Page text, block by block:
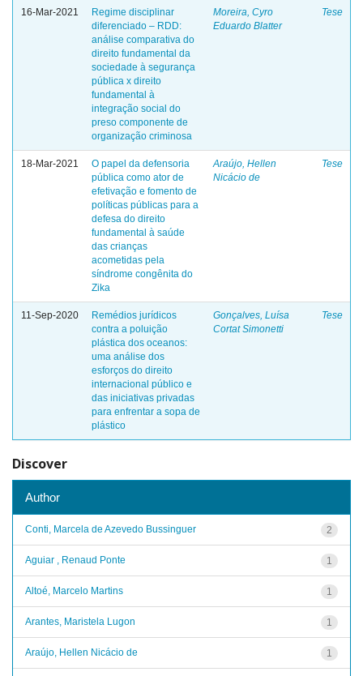
16-Mar-2021
Regime disciplinar
diferenciado – RDD:
análise comparativa do
direito fundamental da
sociedade à segurança
pública x direito
fundamental à
integração social do
preso componente de
organização criminosa
Moreira, Cyro
Eduardo Blatter
Tese
18-Mar-2021
O papel da defensoria
pública como ator de
efetivação e fomento de
políticas públicas para a
defesa do direito
fundamental à saúde
das crianças
acometidas pela
síndrome congênita do
Zika
Araújo, Hellen
Nicácio de
Tese
11-Sep-2020
Remédios jurídicos
contra a poluição
plástica dos oceanos:
uma análise dos
esforços do direito
internacional público e
das iniciativas privadas
para enfrentar a sopa de
plástico
Gonçalves, Luísa
Cortat Simonetti
Tese
Discover
Author
2
Conti, Marcela de Azevedo Bussinguer
1
Aguiar , Renaud Ponte
1
Altoé, Marcelo Martins
1
Arantes, Maristela Lugon
1
Araújo, Hellen Nicácio de